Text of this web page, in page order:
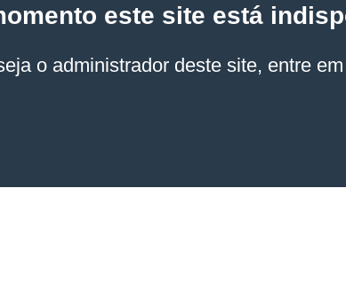
este site está
o administrador deste site, entre